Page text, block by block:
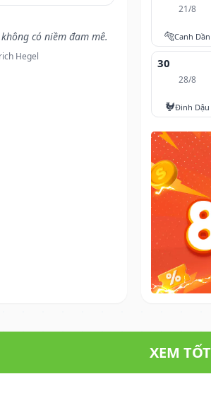
có niềm đam mê.
Hegel
21/8
🐅Canh Dần
30
28/8
🐓Đinh Dậu
XEM